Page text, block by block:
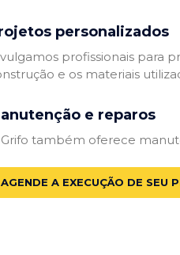
personalizados
profissionais para
e os materiais
e reparos
também oferece
AGENDE A EXECUÇÃO DE SEU